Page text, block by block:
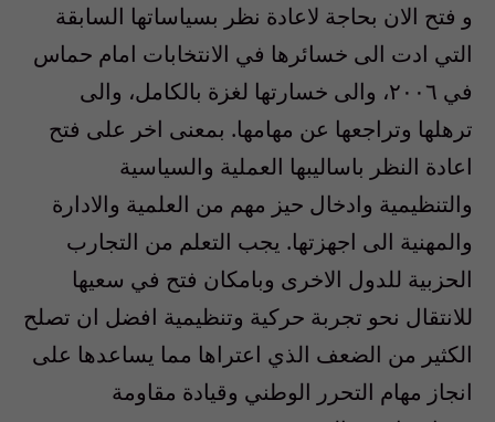
و فتح الان بحاجة لاعادة نظر بسياساتها السابقة
التي ادت الى خسائرها في الانتخابات امام حماس
في ٢٠٠٦، والى خسارتها لغزة بالكامل، والى
ترهلها وتراجعها عن مهامها. بمعنى اخر على فتح
اعادة النظر باساليبها العملية والسياسية
والتنظيمية وادخال حيز مهم من العلمية والادارة
والمهنية الى اجهزتها. يجب التعلم من التجارب
الحزبية للدول الاخرى وبامكان فتح في سعيها
للانتقال نحو تجربة حركية وتنظيمية افضل ان تصلح
الكثير من الضعف الذي اعتراها مما يساعدها على
انجاز مهام التحرر الوطني وقيادة مقاومة